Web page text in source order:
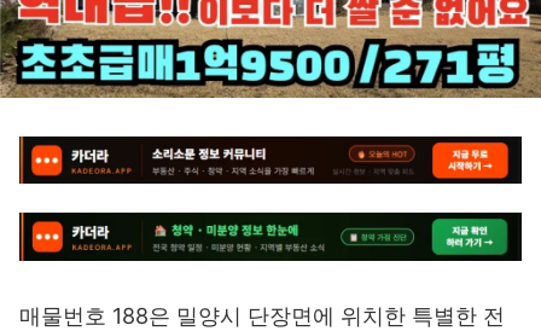
매물번호 188은 밀양시 단장면에 위치한 특별한 전